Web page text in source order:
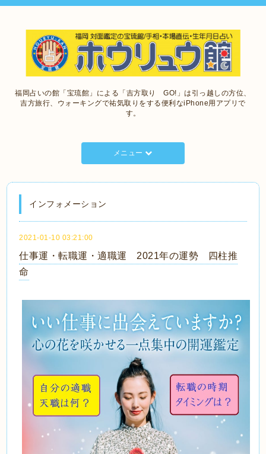
福岡占いの館「宝琉館」による「吉方取り GO!」は引っ越しの方位、
吉方旅行、ウォーキングで祐気取りをする便利なiPhone用アプリで
す。
メニュー
インフォメーション
2021-01-10 03:21:00
仕事運・転職運・適職運 2021年の運勢 四柱推
命